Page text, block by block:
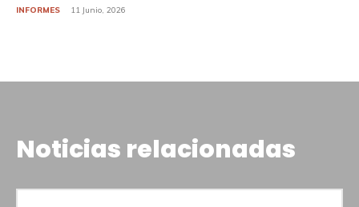
INFORMES 11 Junio, 2026
Noticias relacionadas